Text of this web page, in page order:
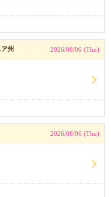
州 2026/08/06 (Thu)
2026/08/06 (Thu)